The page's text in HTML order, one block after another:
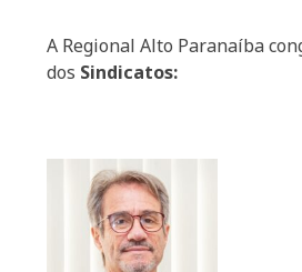
A Regional Alto Paranaíba
dos Sindicatos: